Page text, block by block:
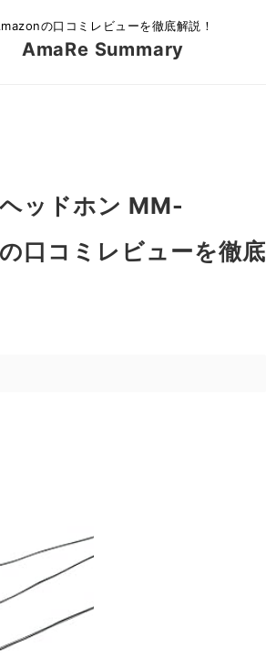
の口コミレビューを徹底解説！
AmaRe Summary
ッドホン MM-
口コミレビューを徹底